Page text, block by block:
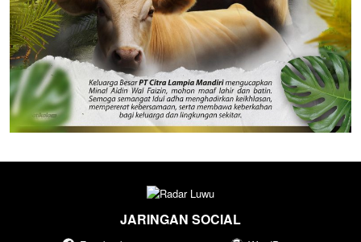
JARINGAN SOCIAL